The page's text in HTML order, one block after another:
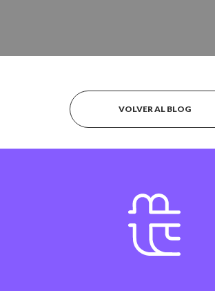
VOLVER AL BLOG